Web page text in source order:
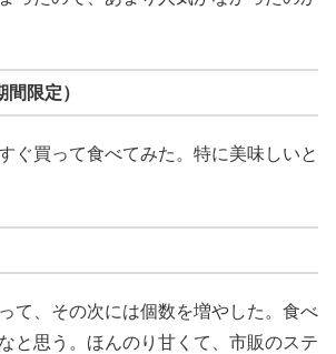
限定）
ぐ買って食べてみた。特に美味しいと
て、その次には個数を増やした。食べ
と思う。ほんのり甘くて、市販のステ